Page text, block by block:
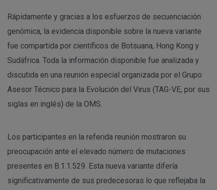
Rápidamente y gracias a los esfuerzos de secuenciación
genómica, la evidencia disponible sobre la nueva variante
fue compartida por científicos de Botsuana, Hong Kong y
Sudáfrica. Toda la información disponible fue analizada y
discutida en una reunión especial organizada por el Grupo
Asesor Técnico para la Evolución del Virus (TAG-VE, por sus
siglas en inglés) de la OMS.
Los participantes en la referida reunión mostraron su
preocupación ante el elevado número de mutaciones
presentes en B.1.1.529. Esta nueva variante difería
significativamente de sus predecesoras lo que reflejaba la